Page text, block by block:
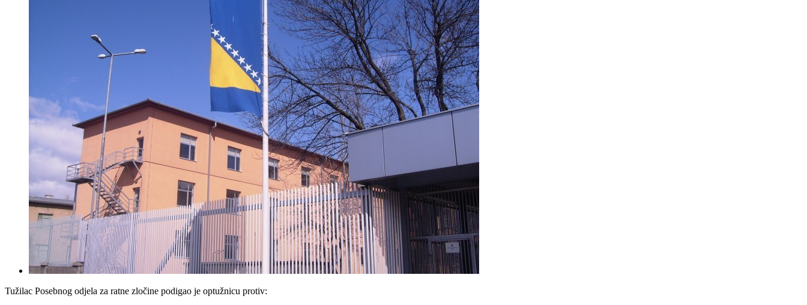
Tužilac Posebnog odjela za ratne zločine podigao je optužnicu protiv: